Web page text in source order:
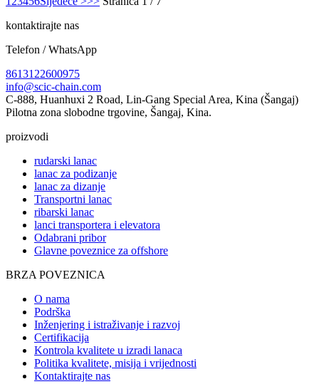
kontaktirajte nas
Telefon / WhatsApp
8613122600975
info@scic-chain.com
C-888, Huanhuxi 2 Road, Lin-Gang Special Area, Kina (Šangaj)
Pilotna zona slobodne trgovine, Šangaj, Kina.
proizvodi
rudarski lanac
lanac za podizanje
lanac za dizanje
Transportni lanac
ribarski lanac
lanci transportera i elevatora
Odabrani pribor
Glavne poveznice za offshore
BRZA POVEZNICA
O nama
Podrška
Inženjering i istraživanje i razvoj
Certifikacija
Kontrola kvalitete u izradi lanaca
Politika kvalitete, misija i vrijednosti
Kontaktirajte nas